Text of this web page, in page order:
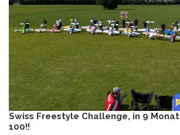
Swiss Freestyle Challenge, in 9
100!!